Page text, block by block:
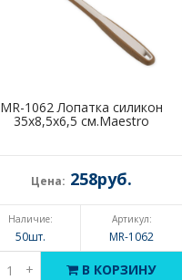
MR-1062 Лопатка силикон
35х8,5х6,5 см.Maestro
Цена: 258руб.
Наличие:
50шт.
Артикул:
MR-1062
+ В КОРЗИНУ